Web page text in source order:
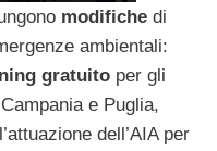
modifiche di
ambientali:
gratuito per gli
e Puglia,
dell’AIA per